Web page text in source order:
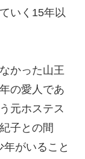
いく15年以
かった山王
の愛人であ
元ホステス
子との間
年がいること